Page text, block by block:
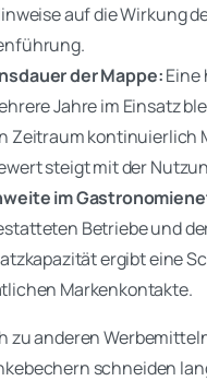
auf die Wirkung
der Mappe:Eine
Jahre im Einsatz
Zeitraum kontinuierlich
steigt mit der
im
Betriebe und
ergibt eine
Markenkontakte.
zu anderen
schneiden